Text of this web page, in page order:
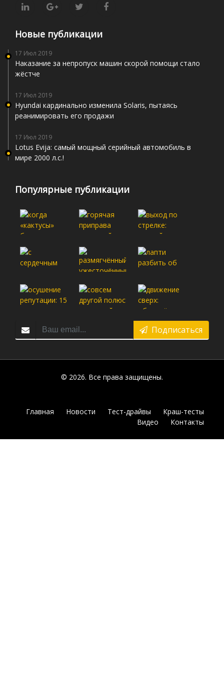
Новые публикации
17 Июл 2019
Наказание за непропуск машин скорой помощи стало
жёстче
17 Июл 2019
Hyundai кардинально изменила Solaris, пытаясь
реанимировать его продажи
17 Июл 2019
Lotus Evija: самый мощный серийный автомобиль в
мире 2000 л.с.!
Популярные публикации
Подписаться
© 2026. Все права защищены.
Главная Новости Тест-драйвы
Краш-тесты
Видео
Контакты